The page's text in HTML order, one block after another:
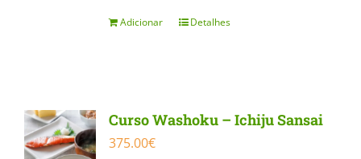
Adicionar Detalhes
Curso Washoku – Ichiju Sansai
375.00€